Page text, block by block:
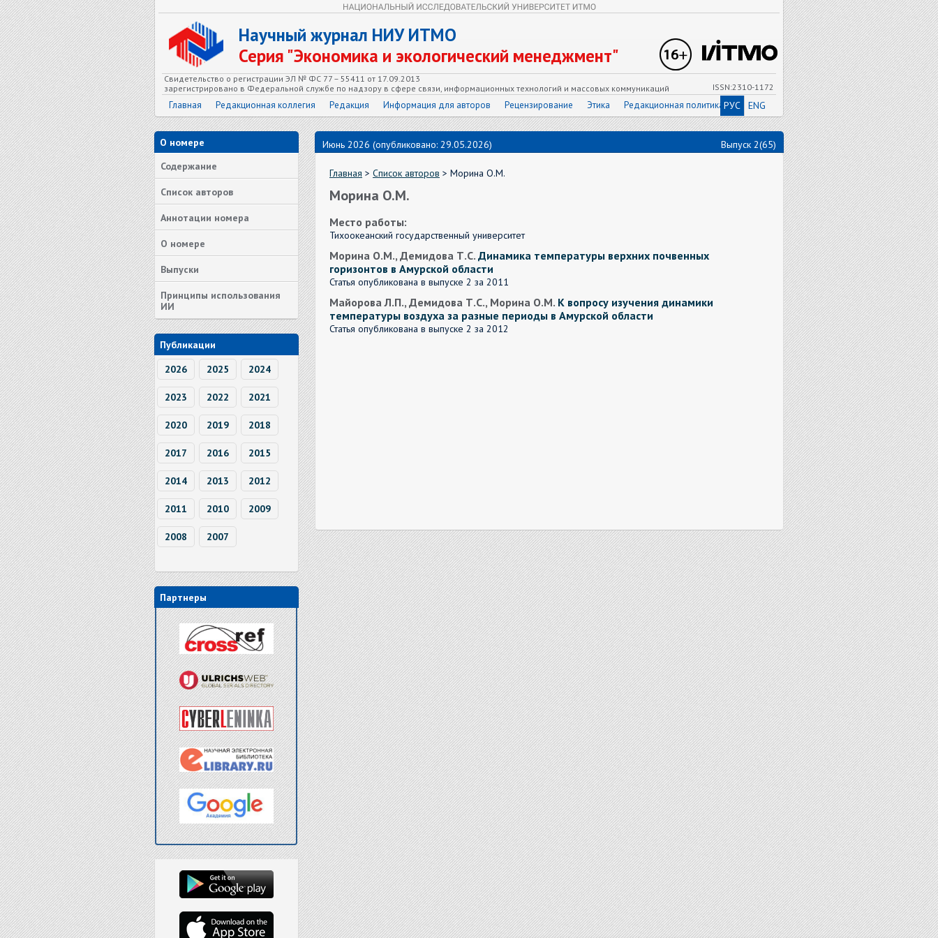
Научный журнал НИУ ИТМО
Серия "Экономика и экологический менеджмент"
Свидетельство о регистрации ЭЛ № ФС 77 – 55411 от 17.09.2013
зарегистрировано в Федеральной службе по надзору в сфере связи, информационных технологий и массовых коммуникаций
ISSN:2310-1172
Главная Редакционная коллегия Редакция Информация для авторов Рецензирование Этика Редакционная политика РУС ENG
О номере
Содержание
Список авторов
Аннотации номера
О номере
Выпуски
Принципы использования
ИИ
Публикации
2026
2025 2024
2023 2022 2021
2020 2019 2018
2017 2016 2015
2014 2013 2012
2011 2010 2009
2008 2007
Партнеры
Июнь 2026 (опубликовано: 29.05.2026) Выпуск 2(65)
Главная > Список авторов > Морина О.М.
Морина О.М.
Место работы:
Тихоокеанский государственный университет
Морина О.М., Демидова Т.С. Динамика температуры верхних почвенных
горизонтов в Амурской области
Статья опубликована в выпуске 2 за 2011
Майорова Л.П., Демидова Т.С., Морина О.М. К вопросу изучения динамики
температуры воздуха за разные периоды в Амурской области
Статья опубликована в выпуске 2 за 2012